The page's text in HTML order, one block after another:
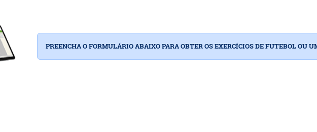
PREENCHA O FORMULÁRIO ABAIXO PARA OBTER OS EXERCÍCIOS DE FUTEBOL OU